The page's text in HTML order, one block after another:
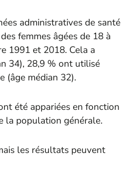
administratives de santé
femmes âgées de 18 à
1991 et 2018. Cela a
34), 28,9 % ont utilisé
(âge médian 32).
été appariées en fonction
la population générale.
les résultats peuvent